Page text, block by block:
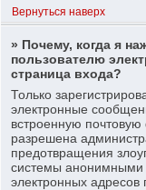
Вернуться наверх
» Почему, когда я
пользователю
страница входа?
Только
электронные
встроенную
разрешена
предотвращения
системы анонимными
электронных адресов